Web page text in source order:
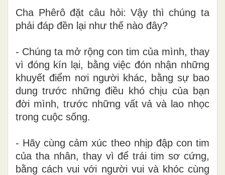
Cha Phêrô đặt câu hỏi: Vậy thì chúng ta
phải đáp đền lại như thế nào đây?
- Chúng ta mở rộng con tim của mình, thay
vì đóng kín lại, bằng việc đón nhận những
khuyết điểm nơi người khác, bằng sự bao
dung trước những điều khó chịu của bạn
đời mình, trước những vất vả và lao nhọc
trong cuộc sống.
- Hãy cùng cảm xúc theo nhịp đập con tim
của tha nhân, thay vì để trái tim sơ cứng,
bằng cách vui với người vui và khóc cùng